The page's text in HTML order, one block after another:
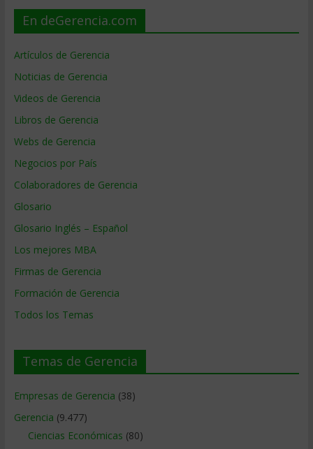
En deGerencia.com
Artículos de Gerencia
Noticias de Gerencia
Videos de Gerencia
Libros de Gerencia
Webs de Gerencia
Negocios por País
Colaboradores de Gerencia
Glosario
Glosario Inglés – Español
Los mejores MBA
Firmas de Gerencia
Formación de Gerencia
Todos los Temas
Temas de Gerencia
Empresas de Gerencia (38)
Gerencia (9.477)
Ciencias Económicas (80)